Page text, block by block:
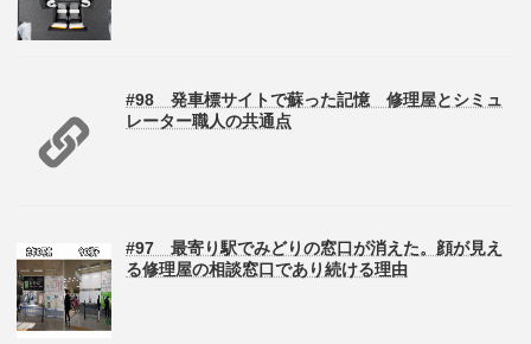
#98 発車標サイトで蘇った記憶 修理屋とシミュ
レーター職人の共通点
#97 最寄り駅でみどりの窓口が消えた。顔が見え
る修理屋の相談窓口であり続ける理由